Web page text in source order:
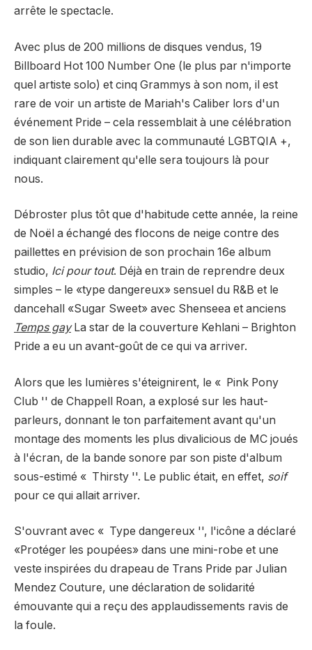
arrête le spectacle.
Avec plus de 200 millions de disques vendus, 19
Billboard Hot 100 Number One (le plus par n'importe
quel artiste solo) et cinq Grammys à son nom, il est
rare de voir un artiste de Mariah's Caliber lors d'un
événement Pride – cela ressemblait à une célébration
de son lien durable avec la communauté LGBTQIA +,
indiquant clairement qu'elle sera toujours là pour
nous.
Débroster plus tôt que d'habitude cette année, la reine
de Noël a échangé des flocons de neige contre des
paillettes en prévision de son prochain 16e album
studio, Ici pour tout. Déjà en train de reprendre deux
simples – le «type dangereux» sensuel du R&B et le
dancehall «Sugar Sweet» avec Shenseea et anciens
Temps gayLa star de la couverture Kehlani – Brighton
Pride a eu un avant-goût de ce qui va arriver.
Alors que les lumières s'éteignirent, le « Pink Pony
Club '' de Chappell Roan, a explosé sur les haut-
parleurs, donnant le ton parfaitement avant qu'un
montage des moments les plus divalicious de MC joués
à l'écran, de la bande sonore par son piste d'album
sous-estimé « Thirsty ''. Le public était, en effet, soif
pour ce qui allait arriver.
S'ouvrant avec « Type dangereux '', l'icône a déclaré
«Protéger les poupées» dans une mini-robe et une
veste inspirées du drapeau de Trans Pride par Julian
Mendez Couture, une déclaration de solidarité
émouvante qui a reçu des applaudissements ravis de
la foule.